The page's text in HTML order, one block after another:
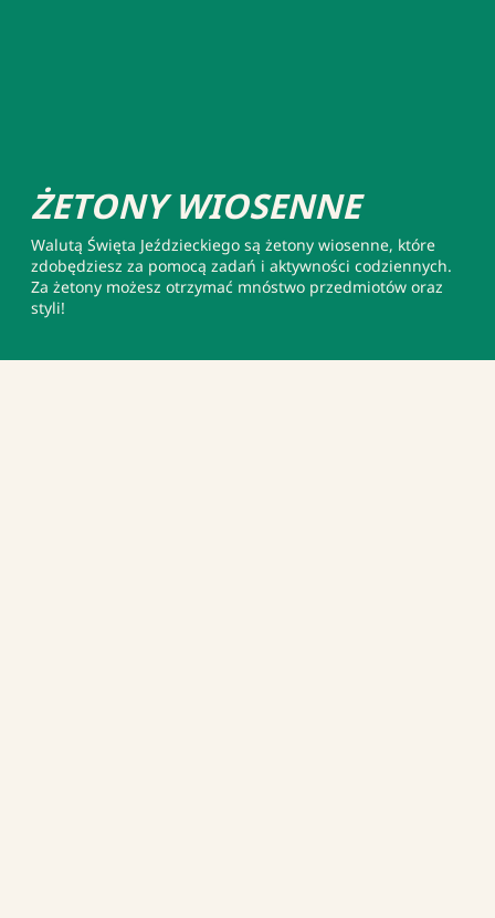
ŻETONY WIOSENNE
Walutą Święta Jeździeckiego są żetony wiosenne, które
zdobędziesz za pomocą zadań i aktywności codziennych.
Za żetony możesz otrzymać mnóstwo przedmiotów oraz
styli!